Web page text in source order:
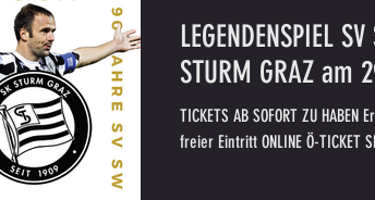
LEGENDENSPIEL
STURM GRAZ am
TICKETS AB SOFORT ZU
freier Eintritt ONLINE Ö-